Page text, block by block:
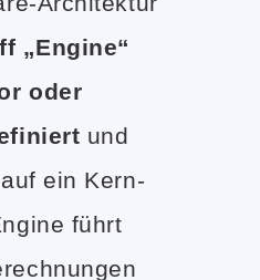
„Engine“
oder
und
ein Kern-
führt